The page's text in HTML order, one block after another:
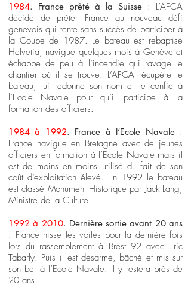
1984. France prêté à la Suisse : L’AFCA
décide de prêter France au nouveau défi
genevois qui tente sans succès de participer à
la Coupe de 1987. Le bateau est rebaptisé
Helvetia, navigue quelques mois à Genève et
échappe de peu à l’incendie qui ravage le
chantier où il se trouve. L’AFCA récupère le
bateau, lui redonne son nom et le confie à
l’Ecole Navale pour qu’il participe à la
formation des officiers.
1984 à 1992. France à l’Ecole Navale:
France navigue en Bretagne avec de jeunes
officiers en formation à l’Ecole Navale mais il
est de moins en moins utilisé du fait de son
coût d’exploitation élevé. En 1992 le bateau
est classé Monument Historique par Jack Lang,
Ministre de la Culture.
1992 à 2010. Dernière sortie avant 20 ans
: France hisse les voiles pour la dernière fois
lors du rassemblement à Brest 92 avec Eric
Tabarly. Puis il est désarmé, bâché et mis sur
son ber à l’Ecole Navale. Il y restera près de
20 ans.